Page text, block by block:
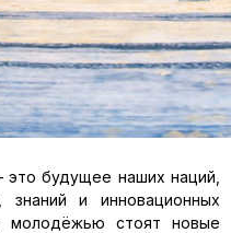
будущее наших наций,
знаний и инновационных
стоят новые